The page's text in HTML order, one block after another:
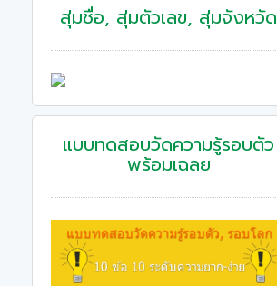
สุ่มชื่อ, สุ่มตัวเลข, สุ่มจังหวัด
แบบทดสอบวัดความรู้รอบตัว
พร้อมเฉลย